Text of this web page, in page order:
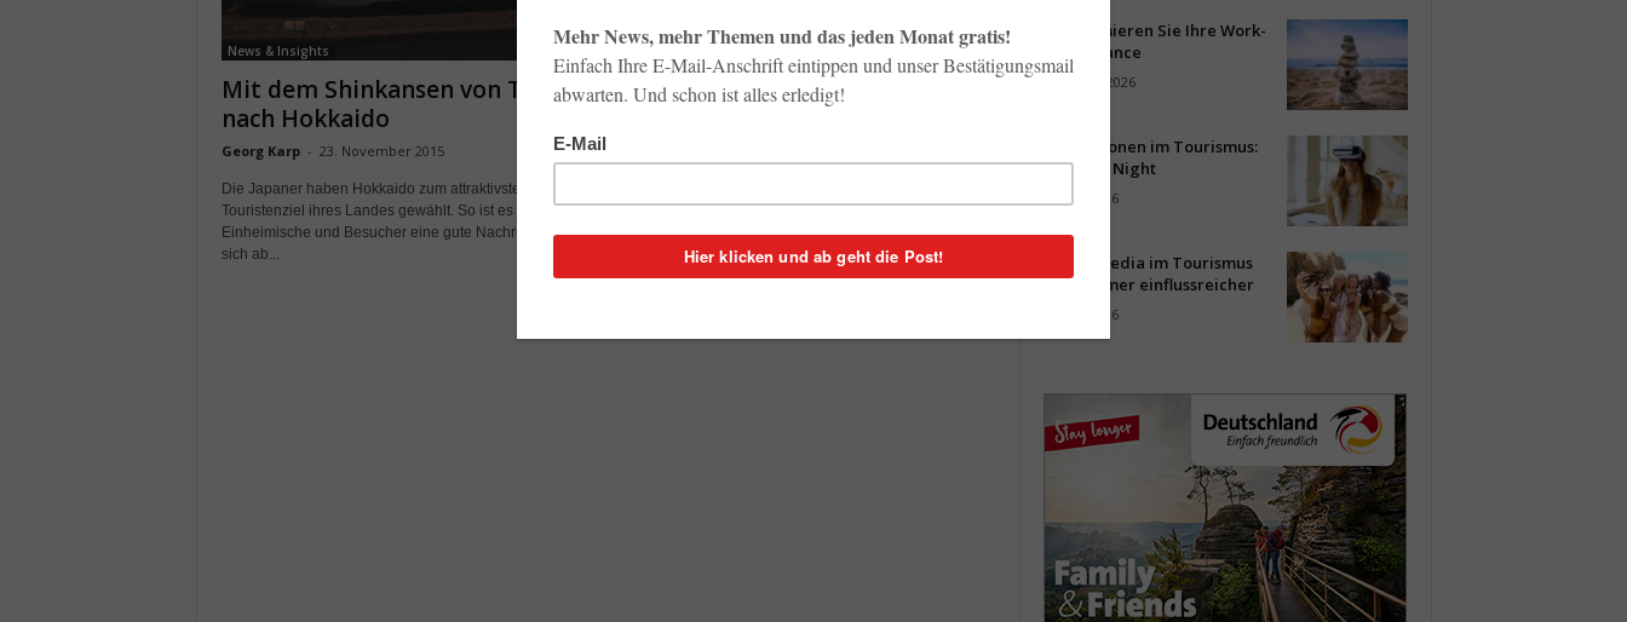
News & Insights
Mit dem Shinkansen von Tokyo
nach Hokkaido
Georg Karp - 23. November 2015 0
Die Japaner haben Hokkaido zum attraktivsten
Touristenziel ihres Landes gewählt. So ist es für
Einheimische und Besucher eine gute Nachricht, dass
sich ab...
So optimieren Sie Ihre Work-
Life-Balance
3. August 2026
Innovationen im Tourismus:
Start-up Night
31. Juli 2026
Social Media im Tourismus
wird immer einflussreicher
30. Juli 2026